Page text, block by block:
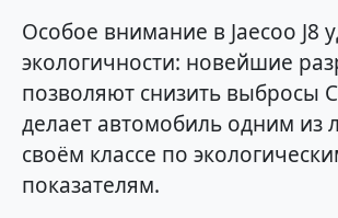
Особое внимание в Jaecoo J8
экологичности: новейшие
позволяют снизить выбросы
делает автомобиль одним из
своём классе по
показателям.